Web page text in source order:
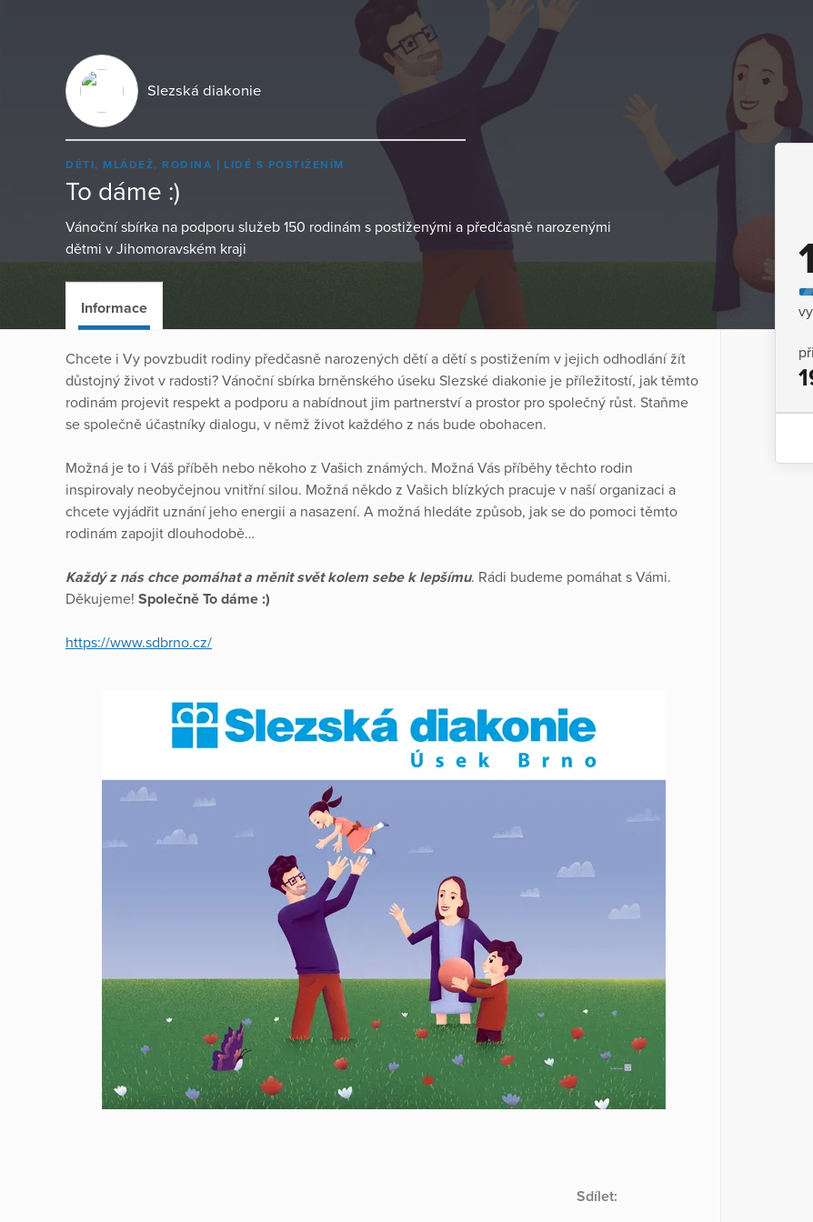
Slezská diakonie
DĚTI, MLÁDEŽ, RODINA LIDÉ S POSTIŽENÍM
To dáme :)
Vánoční sbírka na podporu služeb 150 rodinám s postiženými a předčasně narozenými
dětmi v Jihomoravském kraji
Informace
Chcete i Vy povzbudit rodiny předčasně narozených dětí a dětí s postižením v jejich odhodlání žít
důstojný život v radosti? Vánoční sbírka brněnského úseku Slezské diakonie je příležitostí, jak těmto
rodinám projevit respekt a podporu a nabídnout jim partnerství a prostor pro společný růst. Staňme
se společně účastníky dialogu, v němž život každého z nás bude obohacen.
Možná je to i Váš příběh nebo někoho z Vašich známých. Možná Vás příběhy těchto rodin
inspirovaly neobyčejnou vnitřní silou. Možná někdo z Vašich blízkých pracuje v naší organizaci a
chcete vyjádřit uznání jeho energii a nasazení. A možná hledáte způsob, jak se do pomoci těmto
rodinám zapojit dlouhodobě…
Každý z nás chce pomáhat a měnit svět kolem sebe k lepšímu. Rádi budeme pomáhat s Vámi.
Děkujeme! Společně To dáme :)
https://www.sdbrno.cz/
Sdílet: